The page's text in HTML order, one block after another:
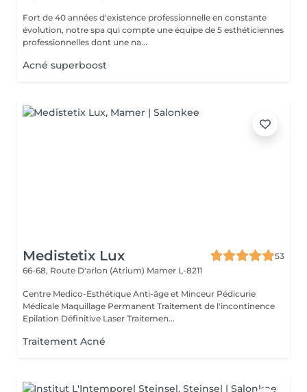
Fort de 40 années d'existence professionnelle en constante
évolution, notre spa qui compte une équipe de 5 esthéticiennes
professionnelles dont une na...
Acné superboost
Medistetix Lux
53
66-68, Route D'arlon (Atrium) Mamer L-8211
Centre Medico-Esthétique Anti-âge et Minceur Pédicurie
Médicale Maquillage Permanent Traitement de l'incontinence
Epilation Définitive Laser Traitemen...
Traitement Acné